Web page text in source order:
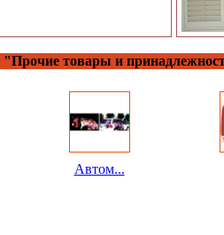
"Прочие товары и
Автом...